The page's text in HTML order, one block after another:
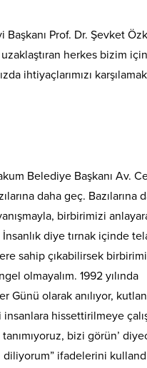
Prof. Dr. Şevket
herkes bizim
ihtiyaçlarımızı
Belediye Başkanı Av.
daha geç. Bazılarına
birbirimizi
diye tırnak içinde
sahip çıkabilirsek
olmayalım. 1992 yılında
olarak anılıyor,
hissettirilmeye
bizi görün’
ifadelerini